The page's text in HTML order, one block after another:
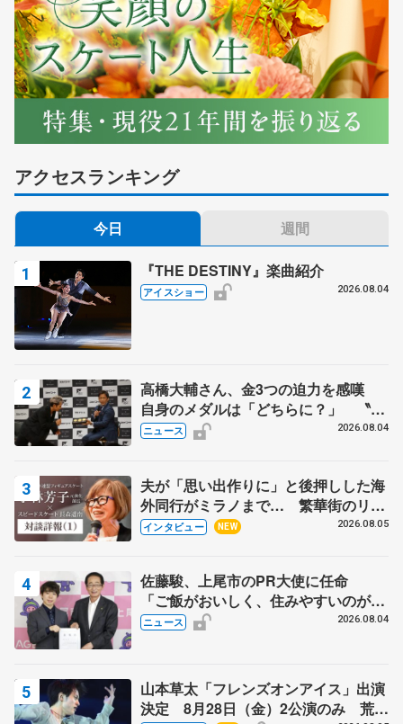
アクセスランキング
今日 週間
『THE DESTINY』楽曲紹介
アイスショー 2026.08.04
高橋大輔さん、金3つの迫力を感嘆
自身のメダルは「どちらに？」 〝リ
ス兄弟〟オリンピック3連覇の野村忠
ニュース 2026.08.04
夫が「思い出作りに」と後押しした海
外同行がミラノまで… 繁華街のリン
クでは不良のお兄さんも味方に 小林
インタビュー NEW 2026.08.05
佐藤駿、上尾市のPR大使に任命
「ご飯がおいしく、住みやすいのが魅
力」
ニュース 2026.08.04
山本草太「フレンズオンアイス」出演
決定 8月28日（金）2公演のみ 荒川